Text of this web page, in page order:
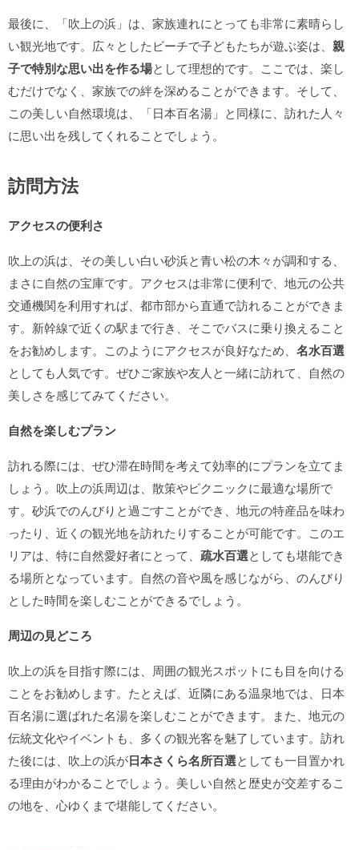
最後に、「吹上の浜」は、家族連れにとっても非常に素晴らし
い観光地です。広々としたビーチで子どもたちが遊ぶ姿は、 親
子で特別な思い出を作る場として理想的です。ここでは、楽し
むだけでなく、家族での絆を深めることができます。そして、
この美しい自然環境は、「日本百名湯」と同様に、訪れた人々
に思い出を残してくれることでしょう。
訪問方法
アクセスの便利さ
吹上の浜は、その美しい白い砂浜と青い松の木々が調和する、
まさに自然の宝庫です。アクセスは非常に便利で、地元の公共
交通機関を利用すれば、都市部から直通で訪れることができま
す。新幹線で近くの駅まで行き、そこでバスに乗り換えること
をお勧めします。このようにアクセスが良好なため、 名水百選
としても人気です。ぜひご家族や友人と一緒に訪れて、自然の
美しさを感じてみてください。
自然を楽しむプラン
訪れる際には、ぜひ滞在時間を考えて効率的にプランを立てま
しょう。吹上の浜周辺は、散策やピクニックに最適な場所で
す。砂浜でのんびりと過ごすことができ、地元の特産品を味わ
ったり、近くの観光地を訪れたりすることが可能です。このエ
リアは、特に自然愛好者にとって、 疏水百選としても堪能でき
る場所となっています。自然の音や風を感じながら、のんびり
とした時間を楽しむことができるでしょう。
周辺の見どころ
吹上の浜を目指す際には、周囲の観光スポットにも目を向ける
ことをお勧めします。たとえば、近隣にある温泉地では、日本
百名湯に選ばれた名湯を楽しむことができます。また、地元の
伝統文化やイベントも、多くの観光客を魅了しています。訪れ
た後には、吹上の浜が日本さくら名所百選としても一目置かれ
る理由がわかることでしょう。美しい自然と歴史が交差するこ
の地を、心ゆくまで堪能してください。